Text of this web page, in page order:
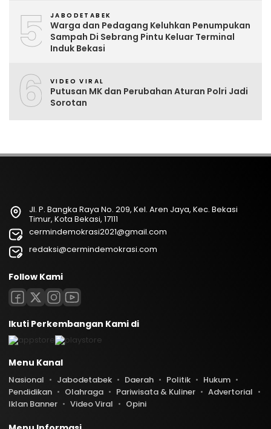
5 JABODETABEK
Warga dan Pedagang Keluhkan Penumpukan
Sampah Di Sebrang Pintu Keluar Terminal
Induk Bekasi
6 VIDEO VIRAL
Putusan MK dan Perubahan Aturan Polri Jadi
Sorotan
Jl. P. Bangka Raya No. 209, Kel. Aren Jaya, Kec. Bekasi
Timur, Kota Bekasi, 17111
cermindemokrasi2021@gmail.com
redaksi@cermindemokrasi.com
Follow Kami
Ikuti Perkembangan Kami di
Menu Kanal
Nasional Jabodetabek Daerah Politik
Hukum
Pendidikan
Olahraga Pariwisata & Kuliner
Advertorial
Iklan Banner
Video Viral Opini